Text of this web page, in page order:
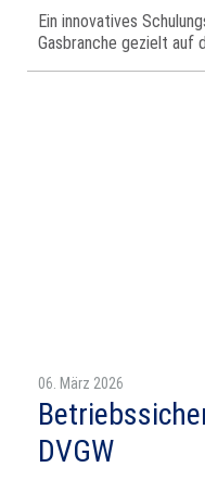
Ein innovatives
Gasbranche gezielt auf
06. März 2026
DVGW